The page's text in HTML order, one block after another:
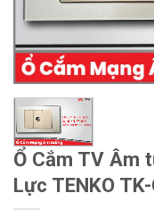
Ổ Cắm TV Âm
Lực TENKO